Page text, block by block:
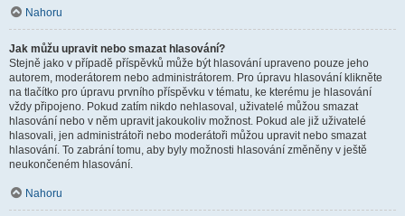
Nahoru
Jak můžu upravit nebo smazat hlasování?
Stejně jako v případě příspěvků může být hlasování upraveno pouze jeho
autorem, moderátorem nebo administrátorem. Pro úpravu hlasování klikněte
na tlačítko pro úpravu prvního příspěvku v tématu, ke kterému je hlasování
vždy připojeno. Pokud zatím nikdo nehlasoval, uživatelé můžou smazat
hlasování nebo v něm upravit jakoukoliv možnost. Pokud ale již uživatelé
hlasovali, jen administrátoři nebo moderátoři můžou upravit nebo smazat
hlasování. To zabrání tomu, aby byly možnosti hlasování změněny v ještě
neukončeném hlasování.
Nahoru